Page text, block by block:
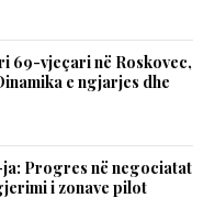
69-vjeçari në Roskovec,
e ngjarjes dhe
Progres në negociatat
i zonave pilot